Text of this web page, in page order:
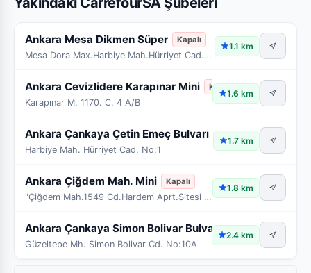
Ankara Mesa Dikmen Süper Kapalı
Mesa Dora Max.Harbiye Mah.Hürriyet Cad.Zerrin Sk.N
1.1 km
Ankara Cevizlidere Karapınar Mini Kapalı
Karapınar M. 1170. C. 4 A/B
1.6 km
Ankara Çankaya Çetin Emeç Bulvarı Kapalı
Harbiye Mah. Hürriyet Cad. No:1
1.7 km
Ankara Çiğdem Mah. Mini Kapalı
"Çiğdem Mah.1549 Cd.Hardem Aprt.Sitesi B Blok No:5
1.8 km
Ankara Çankaya Simon Bolivar Bulvarı Kapalı
Güzeltepe Mh. Simon Bolivar Cd. No:10A
2.4 km